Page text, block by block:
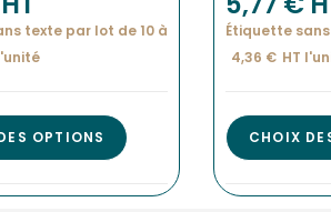
texte par lot de 10 à
unité
OPTIONS
Étiquette
4,36 € HT l'
CHOIX